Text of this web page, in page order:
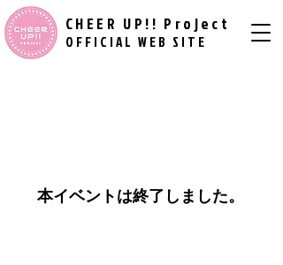
CHEER UP!! Project ​ ​
OFFICIAL WEB SITE
本イベントは終了しました。